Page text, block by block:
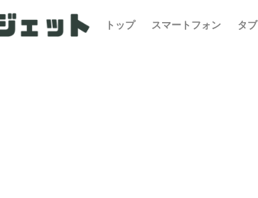
トップ スマートフォン タ